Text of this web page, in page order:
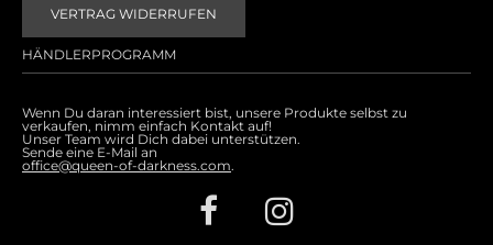
VERTRAG WIDERRUFEN
HÄNDLERPROGRAMM
Wenn Du daran interessiert bist, unsere Produkte selbst zu
verkaufen, nimm einfach Kontakt auf!
Unser Team wird Dich dabei unterstützen.
Sende eine E-Mail an
office@queen-of-darkness.com.